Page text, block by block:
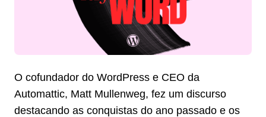
O cofundador do WordPress e CEO da
Automattic, Matt Mullenweg, fez um discurso
destacando as conquistas do ano passado e os